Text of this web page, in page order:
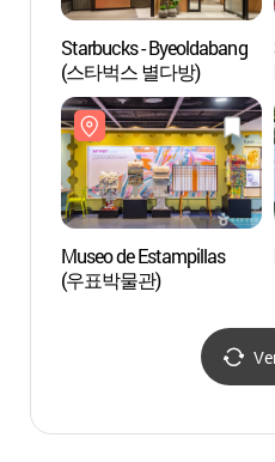
Starbucks - Byeoldabang
(스타벅스 별다방)
Museo de Estampillas
(우표박물관)